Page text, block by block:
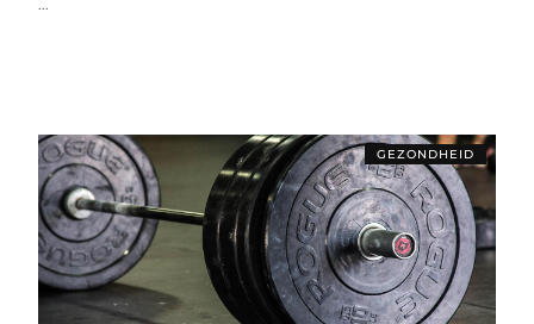
...
GEZONDHEID